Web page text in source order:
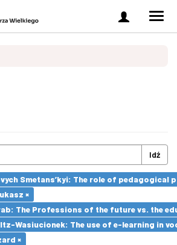
Zaloguj
się
Idź
Smetans’kyi: The role of
×
The Professions of the future vs. the
Wasiucionek: The use of e-learning in
×